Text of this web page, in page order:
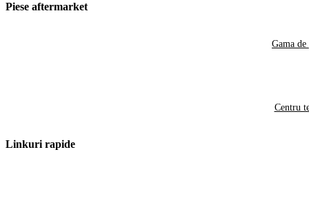
Piese aftermarket
Gama de
Centru
Linkuri rapide